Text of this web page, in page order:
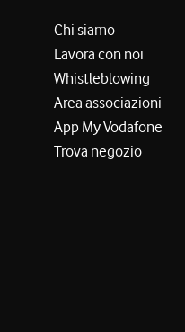
Chi siamo
Lavora con noi
Whistleblowing
Area associazioni
App My Vodafone
Trova negozio